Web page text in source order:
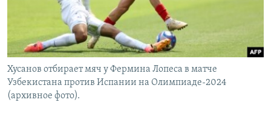
Хусанов отбирает мяч у Фермина Лопеса в матче
Узбекистана против Испании на Олимпиаде-2024
(архивное фото).